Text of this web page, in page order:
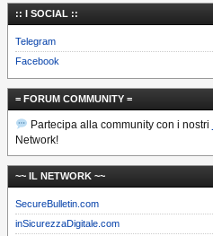
:: I SOCIAL ::
Telegram
Facebook
= FORUM COMMUNITY =
Partecipa alla community con i nostri
Network!
~~ IL NETWORK ~~
SecureBulletin.com
inSicurezzaDigitale.com